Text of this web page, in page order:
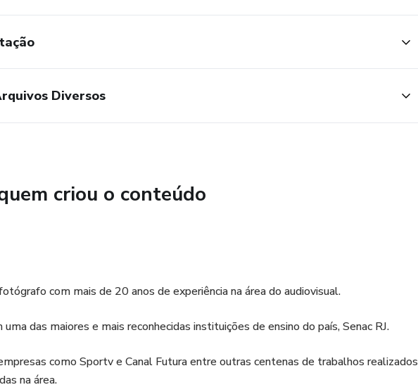
Diversos
criou o conteúdo
com mais de 20 anos de experiência na área do audiovisual.
das maiores e mais reconhecidas instituições de ensino do país, Senac RJ.
como Sportv e Canal Futura entre outras centenas de trabalhos realizados
na área.